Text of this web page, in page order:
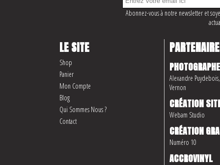
Abonnez-vous à notre newsletter et
LE SITE
Shop
Panier
Mon Compte
Blog
Qui Sommes Nous ?
Contact
PHOTOGRAPHE
Alexandre
Vernon
CRÉATION
Webam Studio
CRÉATION
Numéro 10
ACCROVINYL